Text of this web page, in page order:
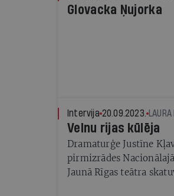
Glovacka Ņujorka
Intervija 20.09.2023. LAURA
Velnu rijas kūlēja
Dramaturģe Justīne
pirmizrādes
Jaunā Rīgas teātra